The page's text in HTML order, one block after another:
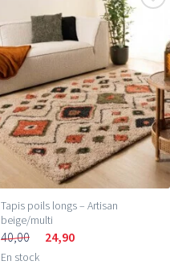
Tapis poils longs – Artisan
beige/multi
40,00 24,90
En stock